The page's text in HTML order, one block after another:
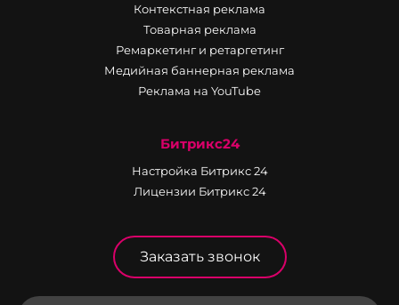
Контекстная реклама
Товарная реклама
Ремаркетинг и ретаргетинг
Медийная баннерная реклама
Реклама на YouTube
Битрикс24
Настройка Битрикс 24
Лицензии Битрикс 24
Заказать звонок